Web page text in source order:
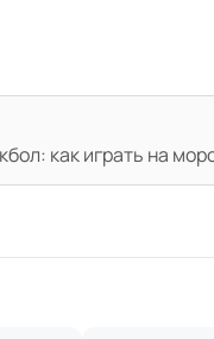
как играть на